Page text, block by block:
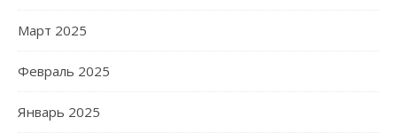
Март 2025
Февраль 2025
Январь 2025